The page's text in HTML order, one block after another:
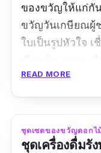
ของขวัญให้แก่กั
ขวัญวันเกษียณผู้
ใบเป็นรูปหัวใจ
วิตใหหม่ หรือเริ่
เศรษฐีนี้จึงถือเป็
สดชื่น
ขนาด:สูง 20-25
READ MORE
ชุดเซตของขวัญดอกไ
ชุดเครื่องดื่มรั